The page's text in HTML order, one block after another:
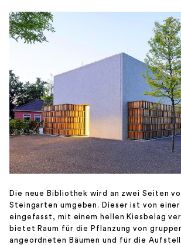
Die neue Bibliothek wird an zwei Seiten
Steingarten umgeben. Dieser ist von einer
eingefasst, mit einem hellen Kiesbelag
bietet Raum für die Pflanzung von
angeordneten Bäumen und für die